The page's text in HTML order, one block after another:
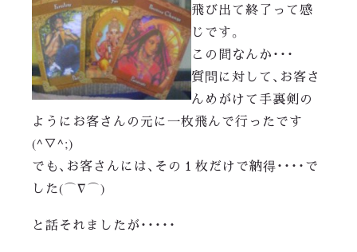
飛び出て終了って感
じです。
この間なんか・・・
質問に対して、お客さ
んめがけて手裏剣の
ようにお客さんの元に一枚飛んで行ったです
(^▽^;)
でも、お客さんには、その１枚だけで納得・・・・で
した(⌒∇⌒)
と話それましたが・・・・・